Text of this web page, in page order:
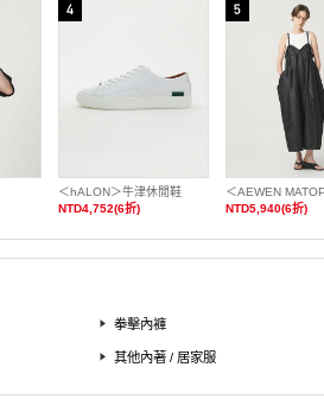
＜hALON＞牛津休閒鞋
NTD4,752(6折)
NTD5,940(6折)
拳擊內褲
其他內著 / 居家服